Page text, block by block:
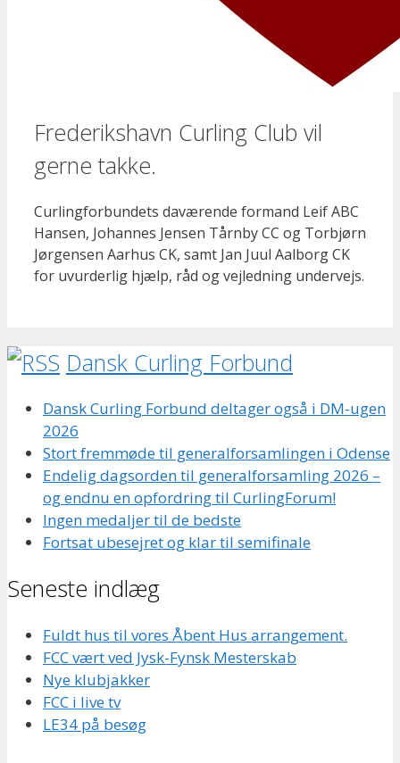
Frederikshavn Curling Club vil
gerne takke.
Curlingforbundets daværende formand Leif ABC
Hansen, Johannes Jensen Tårnby CC og Torbjørn
Jørgensen Aarhus CK, samt Jan Juul Aalborg CK
for uvurderlig hjælp, råd og vejledning undervejs.
Dansk Curling Forbund
Dansk Curling Forbund deltager også i DM-ugen
2026
Stort fremmøde til generalforsamlingen i Odense
Endelig dagsorden til generalforsamling 2026 –
og endnu en opfordring til CurlingForum!
Ingen medaljer til de bedste
Fortsat ubesejret og klar til semifinale
Seneste indlæg
Fuldt hus til vores Åbent Hus arrangement.
FCC vært ved Jysk-Fynsk Mesterskab
Nye klubjakker
FCC i live tv
LE34 på besøg